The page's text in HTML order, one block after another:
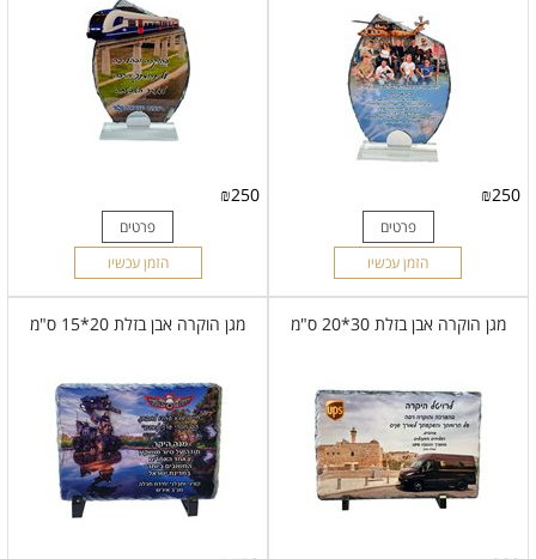
₪250
פרטים
הזמן עכשיו
₪250
פרטים
הזמן עכשיו
מגן הוקרה אבן בזלת 30*20 ס"מ מגן הוקרה אבן בזלת 20*15 ס"מ